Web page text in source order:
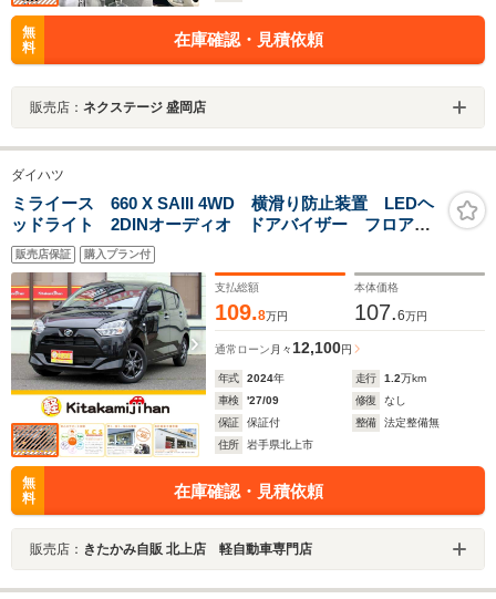
無
料
在庫確認・見積依頼
販売店： ネクステージ 盛岡店
ダイハツ
ミライース 660 X SAIII 4WD 横滑り防止装置 LEDヘ
ッドライト 2DINオーディオ ドアバイザー フロアマ
ット コーナーセンサー
販売店保証 購入プラン付
支払総額
109.8万円
本体価格
107.6万円
通常ローン 月々 12,100円
年式 2024年 走行 1.2万km
車検
'27/09 修復
なし
保証
保証付 整備
法定整備無
住所
岩手県北上市
無
料
在庫確認・見積依頼
販売店： きたかみ自販 北上店 軽自動車専門店